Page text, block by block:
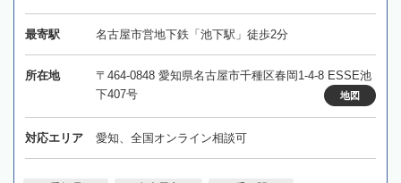
最寄駅 名古屋市営地下鉄「池下駅」徒歩2分
所在地
〒464-0848 愛知県名古屋市千種区春岡1-4-8 ESSE池
下407号
地図
対応エリア 愛知、全国オンライン相談可